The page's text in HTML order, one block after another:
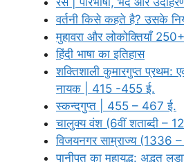
वर्तनी किसे कहते है? उसके
मुहावरा और लोकोक्तियाँ 250+
हिंदी भाषा का इतिहास
शक्तिशाली कुमारगुप्त प्रथम:
नायक | 415 -455 ई.
स्कन्दगुप्त | 455 – 467 ई.
चालुक्य वंश (6वीं शताब्दी –
विजयनगर साम्राज्य (1336
पानीपत का महायुद्ध: अद्भुत